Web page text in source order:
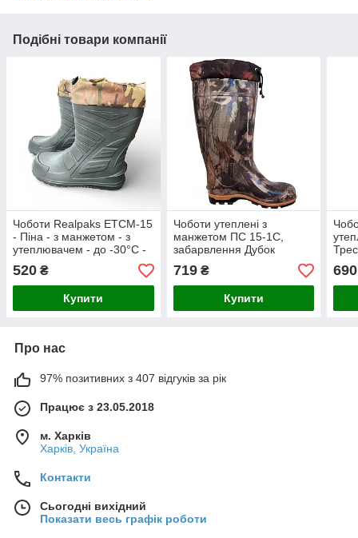
Подібні товари компанії
Чоботи Realpaks ЕТCМ-15
- Піна - з манжетом - з
утеплювачем - до -30°С -
Хакі
520 ₴
Купити
Чоботи утеплені з
манжетом ПС 15-1С,
забарвлення Дубок
719₴
Купити
690
Про нас
97% позитивних з 407 відгуків за рік
Працює з 23.05.2018
м. Харків
Харків, Україна
Контакти
Сьогодні вихідний
Показати весь графік роботи